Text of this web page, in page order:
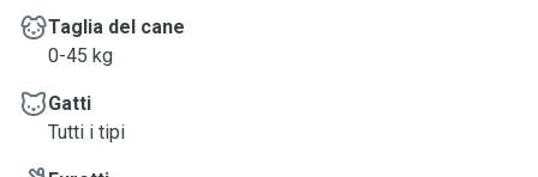
Merci beaucoup pour votre confiance et à bientôt !
(I also speak English, so feel free to contact me in English
if you prefer.)
Taglia del cane
0-45 kg
Gatti
Tutti i tipi